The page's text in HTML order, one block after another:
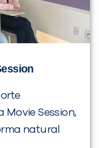
Session,
natural